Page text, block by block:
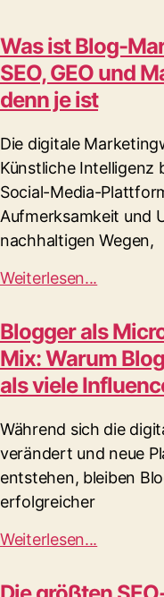
Was ist Blog-
SEO, GEO und
denn je ist
Die digitale
Künstliche Intelligenz
Social-Media-
Aufmerksamkeit und
nachhaltigen Wegen,
Weiterlesen...
Blogger als
Mix: Warum
als viele
Während sich die
verändert und neue
entstehen, bleiben
erfolgreicher
Weiterlesen...